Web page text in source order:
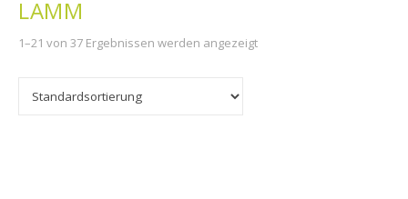
LAMM
1–21 von 37 Ergebnissen werden angezeigt